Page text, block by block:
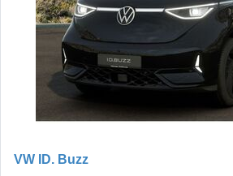
VW ID. Buzz